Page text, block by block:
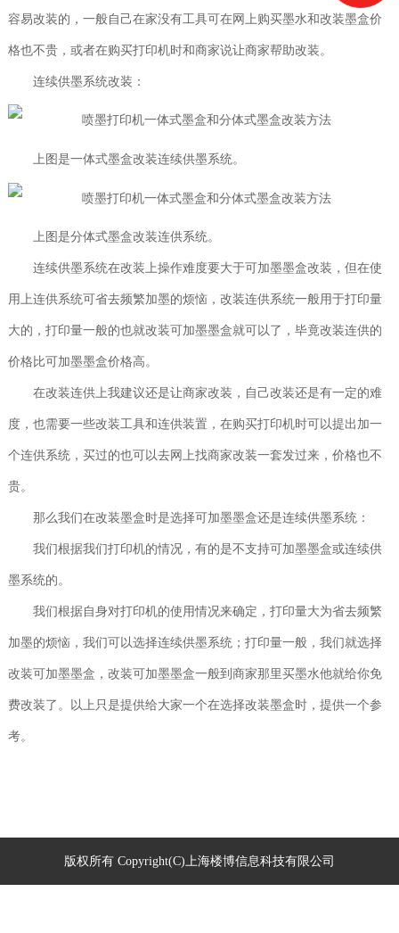
容易改装的，一般自己在家没有工具可在网上购买墨水和改装墨盒价
格也不贵，或者在购买打印机时和商家说让商家帮助改装。
连续供墨系统改装：
上图是一体式墨盒改装连续供墨系统。
上图是分体式墨盒改装连供系统。
连续供墨系统在改装上操作难度要大于可加墨墨盒改装，但在使
用上连供系统可省去频繁加墨的烦恼，改装连供系统一般用于打印量
大的，打印量一般的也就改装可加墨墨盒就可以了，毕竟改装连供的
价格比可加墨墨盒价格高。
在改装连供上我建议还是让商家改装，自己改装还是有一定的难
度，也需要一些改装工具和连供装置，在购买打印机时可以提出加一
个连供系统，买过的也可以去网上找商家改装一套发过来，价格也不
贵。
那么我们在改装墨盒时是选择可加墨墨盒还是连续供墨系统：
我们根据我们打印机的情况，有的是不支持可加墨墨盒或连续供
墨系统的。
我们根据自身对打印机的使用情况来确定，打印量大为省去频繁
加墨的烦恼，我们可以选择连续供墨系统；打印量一般，我们就选择
改装可加墨墨盒，改装可加墨墨盒一般到商家那里买墨水他就给你免
费改装了。以上只是提供给大家一个在选择改装墨盒时，提供一个参
考。
版权所有 Copyright(C)上海楼博信息科技有限公司